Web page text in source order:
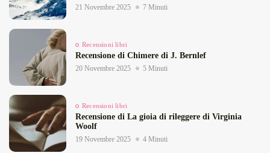
21 Novembre 2025 7 Minuti
Recensioni libri
Recensione di Chimere di J. Bernlef
20 Novembre 2025 5 Minuti
Recensioni libri
Recensione di La gioia di rileggere di Virginia
Woolf
19 Novembre 2025 4 Minuti